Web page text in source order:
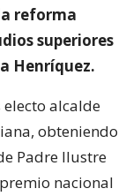
reforma
superiores
Henríquez.
alcalde
obteniendo
Padre Ilustre
nacional